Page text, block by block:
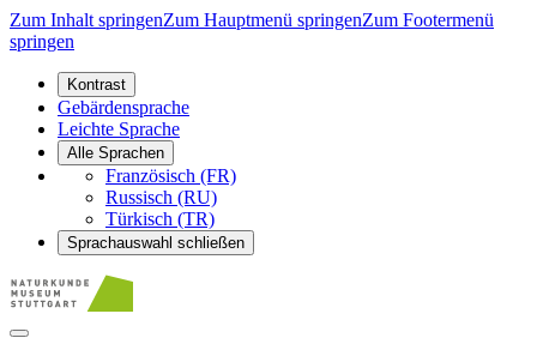
Zum Inhalt springenZum Hauptmenü springenZum Footermenü
springen
Kontrast
Gebärdensprache
Leichte Sprache
Alle Sprachen
Französisch (FR)
Russisch (RU)
Türkisch (TR)
Sprachauswahl schließen